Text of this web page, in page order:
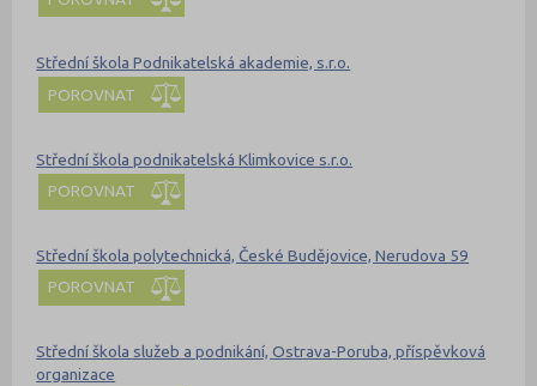
Střední škola Podnikatelská akademie, s.r.o.
POROVNAT
Střední škola podnikatelská Klimkovice s.r.o.
POROVNAT
Střední škola polytechnická, České Budějovice, Nerudova 59
POROVNAT
Střední škola služeb a podnikání, Ostrava-Poruba, příspěvková
organizace